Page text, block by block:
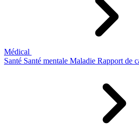
Médical
Santé Santé mentale Maladie Rapport de